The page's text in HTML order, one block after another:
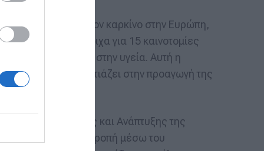
για τον καρκίνο στην Ευρώπη,
Innovator αντίστοιχα για 15 καινοτομίες
στην καινοτομία στην υγεία. Αυτή η
ο οποίος εστιάζει στην προαγωγή της
το τμήμα Έρευνας και Ανάπτυξης της
την Ευρωπαϊκή Επιτροπή μέσω του